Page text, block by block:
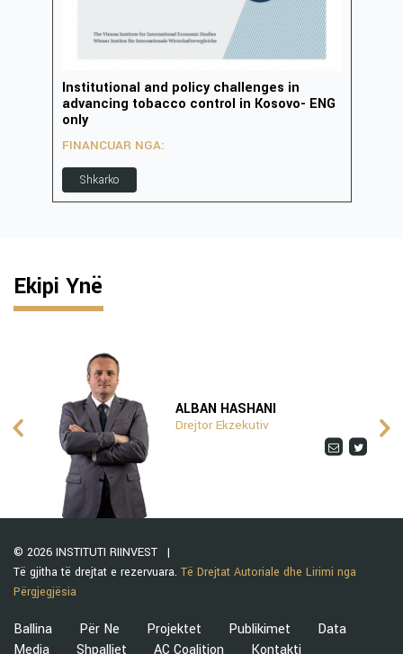
Institutional and policy challenges in
advancing tobacco control in Kosovo- ENG
only
FINANCUAR NGA:
Shkarko
Ekipi Ynë
ALBAN HASHANI
Drejtor Ekzekutiv
© 2026 INSTITUTI RIINVEST
Të gjitha të drejtat e rezervuara. Të Drejtat Autoriale dhe Lirimi nga
Përgjegjësia
Ballina Për Ne Projektet Publikimet
Data
Media
Shpalljet AC Coalition Kontakti